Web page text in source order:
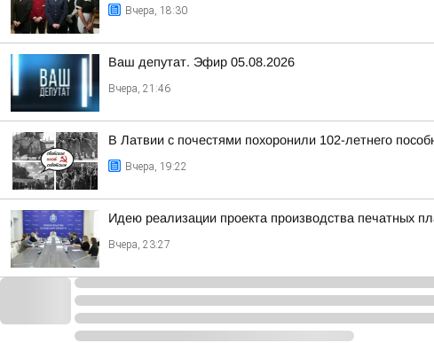
Вчера, 18:30
Ваш депутат. Эфир 05.08.2026
Вчера, 21:46
В Латвии с почестями похоронили 102-летнего
Вчера, 19:22
Идею реализации проекта производства печатных
Вчера, 23:27